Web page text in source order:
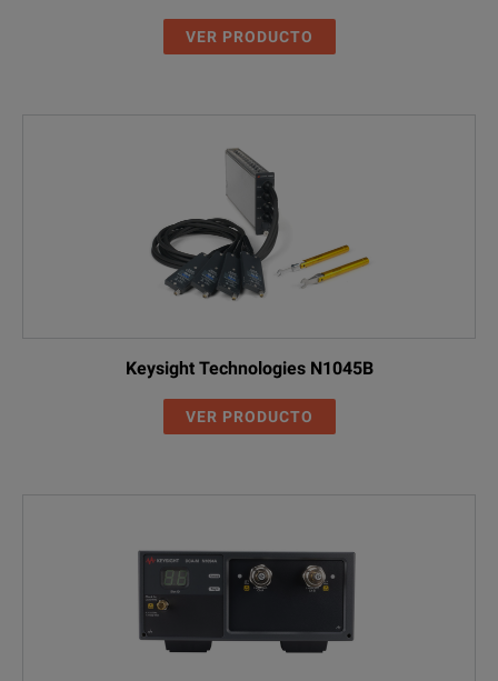
VER PRODUCTO
Keysight Technologies N1045B
VER PRODUCTO